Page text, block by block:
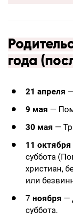
года
21 апреля
9 мая —
30 мая —
11 октября
суббота
христиан,
или
7 ноября —
суббота.